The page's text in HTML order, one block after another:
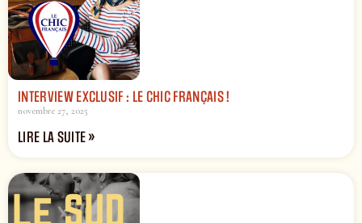
INTERVIEW EXCLUSIF : LE CHIC FRANÇAIS !
novembre 27, 2025
LIRE LA SUITE »